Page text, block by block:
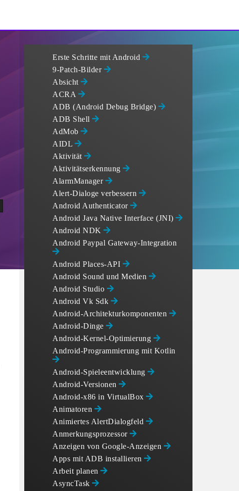
Erste Schritte mit Android
9-Patch-Bilder
Absicht
ACRA
ADB (Android Debug Bridge)
ADB Shell
AdMob
AIDL
Aktivität
Aktivitätserkennung
AlarmManager
Alert-Dialoge verbessern
Android Authenticator
Android Java Native Interface (JNI)
Android NDK
Android Paypal Gateway-Integration
Android Places-API
Android Sound und Medien
Android Studio
Android Vk Sdk
Android-Architekturkomponenten
Android-Dinge
Android-Kernel-Optimierung
Android-Programmierung mit Kotlin
Android-Spieleentwicklung
Android-Versionen
Android-x86 in VirtualBox
Animatoren
Animiertes AlertDialogfeld
Anmerkungsprozessor
Anzeigen von Google-Anzeigen
Apps mit ADB installieren
Arbeit planen
AsyncTask